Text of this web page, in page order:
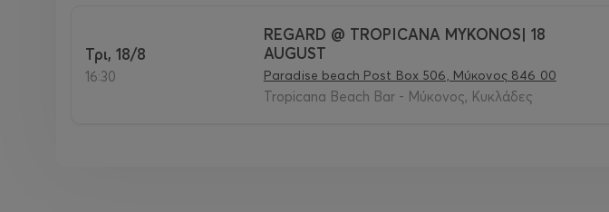
Τρι, 18/8
16:30
REGARD @ TROPICANA MYKONOS| 18
AUGUST
Paradise beach Post Box 506, Μύκονος 846 00
Tropicana Beach Bar - Μύκονος, Κυκλάδες